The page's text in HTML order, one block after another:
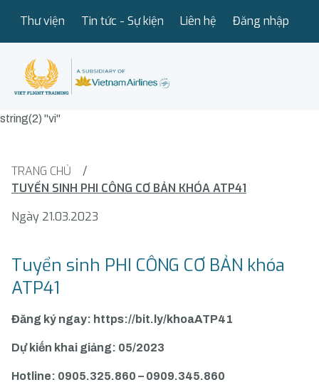
Thư viện Tin tức - Sự kiện Liên hệ Đăng nhập
string(2) "vi"
TRANG CHỦ
/
TUYỂN SINH PHI CÔNG CƠ BẢN KHÓA ATP41
Ngày 21.03.2023
Tuyển sinh PHI CÔNG CƠ BẢN khóa
ATP41
Đăng ký ngay: https://bit.ly/khoaATP41
Dự kiến khai giảng: 05/2023
Hotline: 0905.325.860 – 0909.345.860